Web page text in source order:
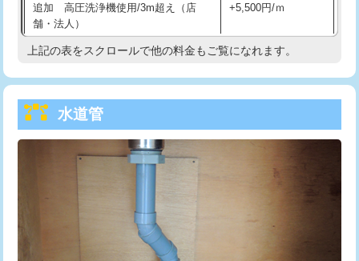
給水管工事※（塩ビ管（VP・HI）使
用/3ｍまで)
33,000円
給水管工事※（塩ビ管（VP・HI）使
+8,800円
給水管工事※（ライニング鋼管・銅
管・ポリ管・HT管使用/3ｍまで)
給水管工事※（ライニング鋼管・銅
管・ポリ管・HT管使用/3ｍ超え)
排水管工事（土の掘削・埋め戻し作
11,000円~
排水管工事（排水管工事/3ｍまで） 55,000円
追加 高圧洗浄機使用/3m超え（店
舗・法人）
+5,500円/ｍ
高度高圧洗浄換 現地調査
トーラー機使用/3mまで
追加トーラー機使用/3m超え
33,000円
8,800円
止水・漏水調査・防水処理・清掃・修
11,000円
上記の表をスクロールで他の料金もご覧になれます。
水道管